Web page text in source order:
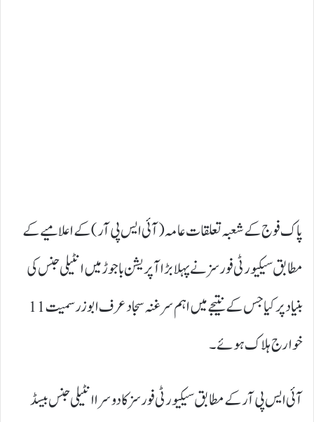
پاک فوج کے شعبہ تعلقات عامہ (آئی ایس پی آر) کے اعلامیے کے
مطابق سیکیورٹی فورسز نے پہلا بڑا آپریشن باجوڑ میں انٹیلی جنس کی
بنیاد پر کیا جس کے نتیجے میں اہم سرغنہ سجاد عرف ابوزر سمیت 11
خوارج ہلاک ہوئے۔
آئی ایس پی آر کے مطابق سیکیورٹی فورسز کا دوسرا انٹیلی جنس بیسڈ